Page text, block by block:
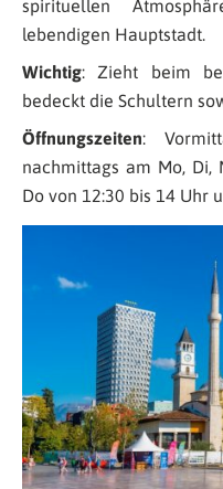
spirituellen
lebendigen Hauptstadt.
Wichtig: Zieht beim
bedeckt die Schultern
Öffnungszeiten:
nachmittags am Mo, Di,
Do von 12:30 bis 14 Uhr